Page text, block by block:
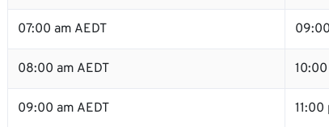
07:00 am AEDT
08:00 am AEDT
09:00 am AEDT 11:00